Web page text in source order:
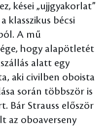
kései „ujjgyakorlat”
klasszikus bécsi
A mű
hogy alapötletét
alatt egy
aki civilben oboista
során többször is
Bár Strauss először
az oboaverseny